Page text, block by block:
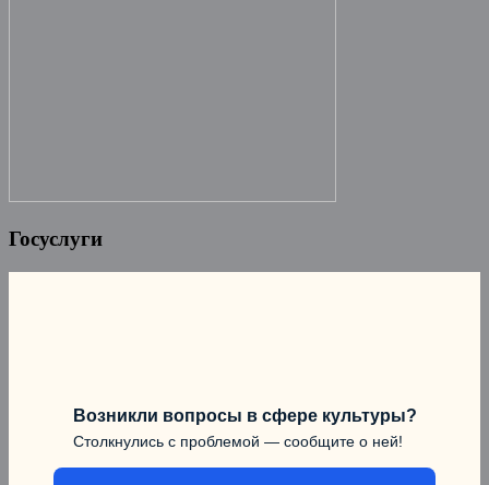
Госуслуги
Возникли вопросы в сфере культуры?
Столкнулись с проблемой — сообщите о ней!